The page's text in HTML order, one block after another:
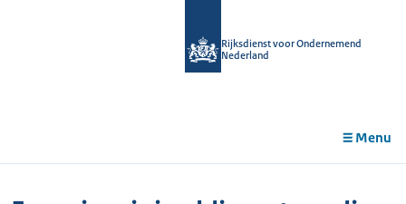
Rijksdienst voor Ondernemend
Nederland
Menu